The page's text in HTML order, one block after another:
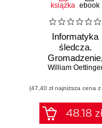
książka ebook
Informatyka
śledcza.
Gromadzenie,
analiza i
dowodów
elektronicznych
Wydanie II
William
(47,40 zł najniższa cena
48.18